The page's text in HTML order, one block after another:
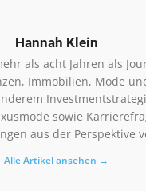
Hannah Klein
als acht Jahren als
Immobilien, Mode
sowie
aus der Perspektive
Alle Artikel ansehen →